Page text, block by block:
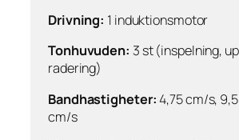
Drivning: 1 induktionsmotor
Tonhuvuden: 3 st (inspelning,
radering)
Bandhastigheter:4,75 cm/s,
cm/s